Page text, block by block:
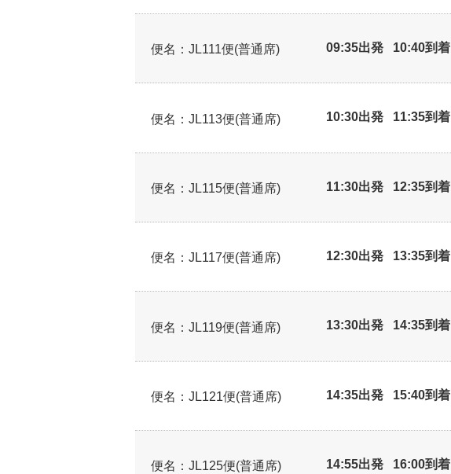
便名：JL111便(普通席) 09:35出発 10:40到着
便名：JL113便(普通席) 10:30出発 11:35到着
便名：JL115便(普通席) 11:30出発 12:35到着
便名：JL117便(普通席) 12:30出発 13:35到着
便名：JL119便(普通席) 13:30出発 14:35到着
便名：JL121便(普通席) 14:35出発 15:40到着
便名：JL125便(普通席) 14:55出発 16:00到着